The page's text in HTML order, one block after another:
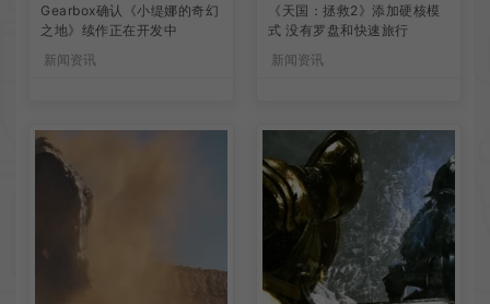
Gearbox确认《小缇娜的奇幻
之地》续作正在开发中
新闻资讯
《天国：拯救2》添加硬核模
式 没有罗盘和快速旅行
新闻资讯